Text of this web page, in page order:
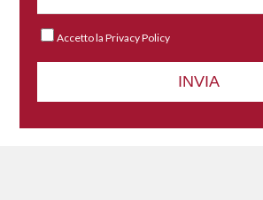
Accetto laPrivacy Policy